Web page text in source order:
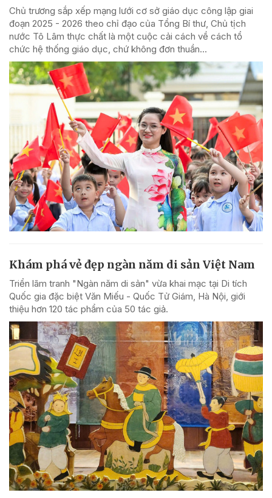
Chủ trương sắp xếp mạng lưới cơ sở giáo dục công lập giai
đoạn 2025 - 2026 theo chỉ đạo của Tổng Bí thư, Chủ tịch
nước Tô Lâm thực chất là một cuộc cải cách về cách tổ
chức hệ thống giáo dục, chứ không đơn thuần...
Khám phá vẻ đẹp ngàn năm di sản Việt Nam
Triển lãm tranh "Ngàn năm di sản" vừa khai mạc tại Di tích
Quốc gia đặc biệt Văn Miếu - Quốc Tử Giám, Hà Nội, giới
thiệu hơn 120 tác phẩm của 50 tác giả.